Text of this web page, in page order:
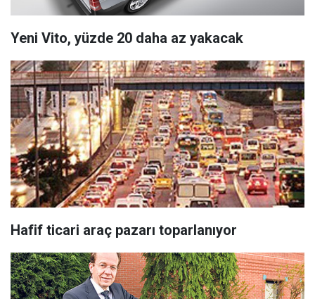
Yeni Vito, yüzde 20 daha az yakacak
Hafif ticari araç pazarı toparlanıyor